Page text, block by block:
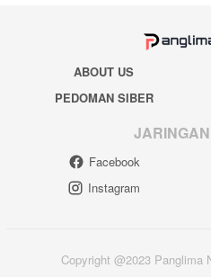
ABOUT US
PEDOMAN SIBER
Facebook
Instagram
Copyright @2023 Panglima